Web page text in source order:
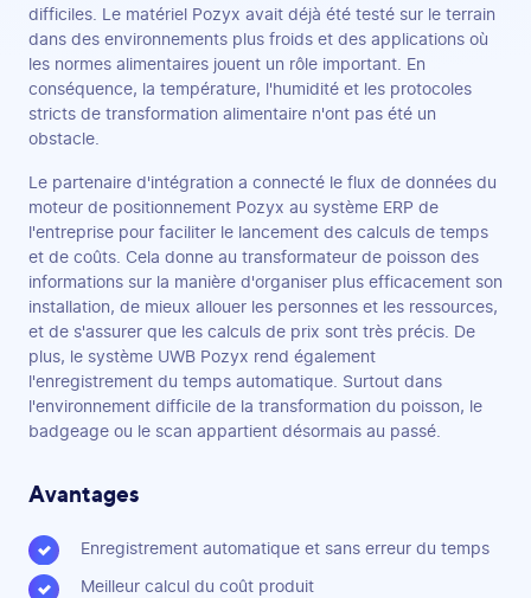
difficiles. Le matériel Pozyx avait déjà été testé sur le terrain
dans des environnements plus froids et des applications où
les normes alimentaires jouent un rôle important. En
conséquence, la température, l'humidité et les protocoles
stricts de transformation alimentaire n'ont pas été un
obstacle.
Le partenaire d'intégration a connecté le flux de données du
moteur de positionnement Pozyx au système ERP de
l'entreprise pour faciliter le lancement des calculs de temps
et de coûts. Cela donne au transformateur de poisson des
informations sur la manière d'organiser plus efficacement son
installation, de mieux allouer les personnes et les ressources,
et de s'assurer que les calculs de prix sont très précis. De
plus, le système UWB Pozyx rend également
l'enregistrement du temps automatique. Surtout dans
l'environnement difficile de la transformation du poisson, le
badgeage ou le scan appartient désormais au passé.
Avantages
Enregistrement automatique et sans erreur du temps
Meilleur calcul du coût produit